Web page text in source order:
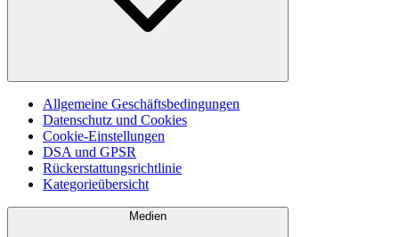
Allgemeine Geschäftsbedingungen
Datenschutz und Cookies
Cookie-Einstellungen
DSA und GPSR
Rückerstattungsrichtlinie
Kategorieübersicht
Medien